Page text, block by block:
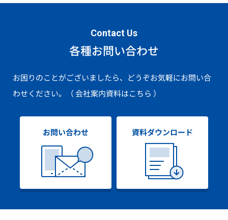
Contact Us
各種お問い合わせ
お困りのことがございましたら、どうぞお気軽にお問い合
わせください。
（ 会社案内資料はこちら ）
お問い合わせ 資料ダウンロード